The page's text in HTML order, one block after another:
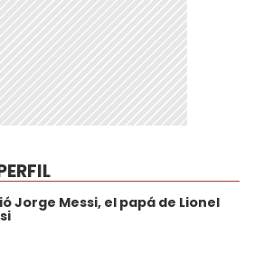
Jorge Messi, el papá de Lionel